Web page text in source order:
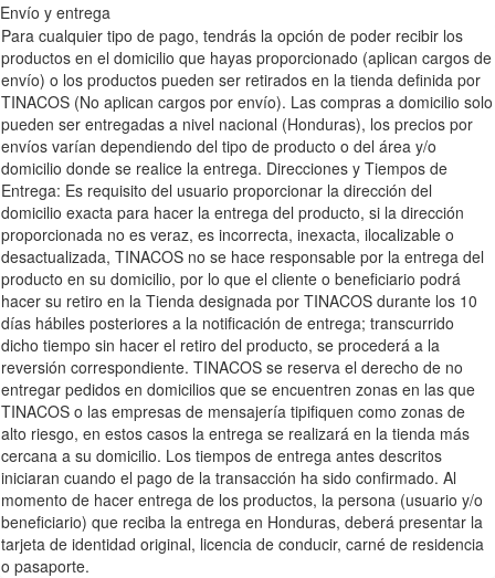
Envío y entrega
Para cualquier tipo de pago, tendrás la opción de poder recibir los
productos en el domicilio que hayas proporcionado (aplican cargos de
envío) o los productos pueden ser retirados en la tienda definida por
TINACOS (No aplican cargos por envío). Las compras a domicilio solo
pueden ser entregadas a nivel nacional (Honduras), los precios por
envíos varían dependiendo del tipo de producto o del área y/o
domicilio donde se realice la entrega. Direcciones y Tiempos de
Entrega: Es requisito del usuario proporcionar la dirección del
domicilio exacta para hacer la entrega del producto, si la dirección
proporcionada no es veraz, es incorrecta, inexacta, ilocalizable o
desactualizada, TINACOS no se hace responsable por la entrega del
producto en su domicilio, por lo que el cliente o beneficiario podrá
hacer su retiro en la Tienda designada por TINACOS durante los 10
días hábiles posteriores a la notificación de entrega; transcurrido
dicho tiempo sin hacer el retiro del producto, se procederá a la
reversión correspondiente. TINACOS se reserva el derecho de no
entregar pedidos en domicilios que se encuentren zonas en las que
TINACOS o las empresas de mensajería tipifiquen como zonas de
alto riesgo, en estos casos la entrega se realizará en la tienda más
cercana a su domicilio. Los tiempos de entrega antes descritos
iniciaran cuando el pago de la transacción ha sido confirmado. Al
momento de hacer entrega de los productos, la persona (usuario y/o
beneficiario) que reciba la entrega en Honduras, deberá presentar la
tarjeta de identidad original, licencia de conducir, carné de residencia
o pasaporte.